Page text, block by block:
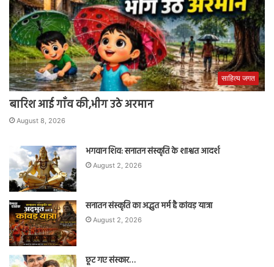
साहित्य जगत
बारिश आई गाँव की,भीग उठे अरमान
August 8, 2026
भगवान शिव: सनातन संस्कृति के शाश्वत आदर्श
August 2, 2026
सनातन संस्कृति का अद्भुत मर्म है कांवड़ यात्रा
August 2, 2026
छूट गए संस्कार…